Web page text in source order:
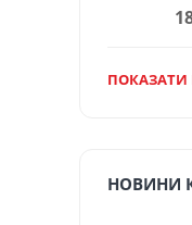
ПОКАЗАТИ
НОВИНИ